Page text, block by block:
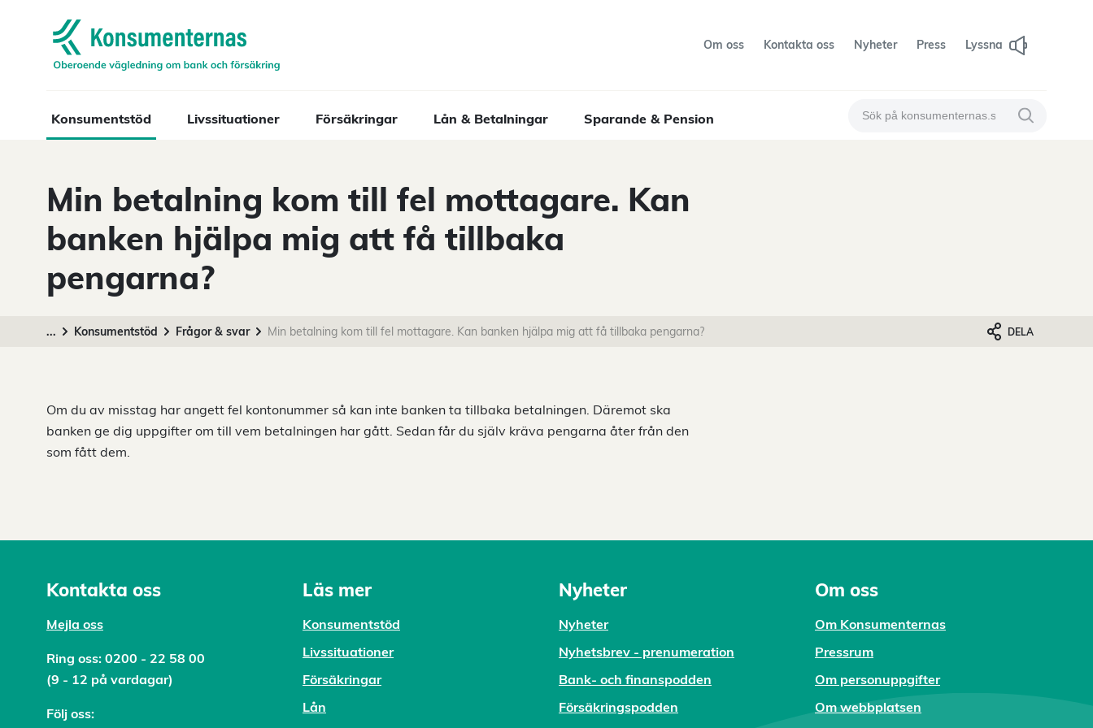
Navigera till startsidan
Om oss Kontakta oss Nyheter Press Lyssna
Konsumentstöd Livssituationer Försäkringar Lån & Betalningar Sparande & Pension
Sök på konsumenternas Sök på
Min betalning kom till fel mottagare. Kan
banken hjälpa mig att få tillbaka
pengarna?
... Konsumentstöd Frågor & svar Min betalning kom till fel mottagare. Kan banken hjälpa mig att få tillbaka pengarna? DELA
Om du av misstag har angett fel kontonummer så kan inte banken ta tillbaka betalningen. Däremot ska
banken ge dig uppgifter om till vem betalningen har gått. Sedan får du själv kräva pengarna åter från den
som fått dem.
Kontakta oss
Mejla oss
Ring oss: 0200 - 22 58 00
(9 - 12 på vardagar)
Följ oss:
Läs mer
Konsumentstöd
Livssituationer
Försäkringar
Lån
Nyheter
Nyheter
Nyhetsbrev - prenumeration
Bank- och finanspodden
Försäkringspodden
Om oss
Om Konsumenternas
Pressrum
Om personuppgifter
Om webbplatsen